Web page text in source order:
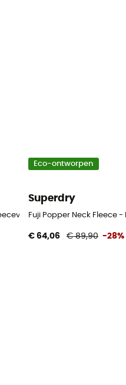
- Heren
Eco-ontworpen
Superdry
Fuji Popper Neck Fleece
€ 64,06 € 89,90 -28%